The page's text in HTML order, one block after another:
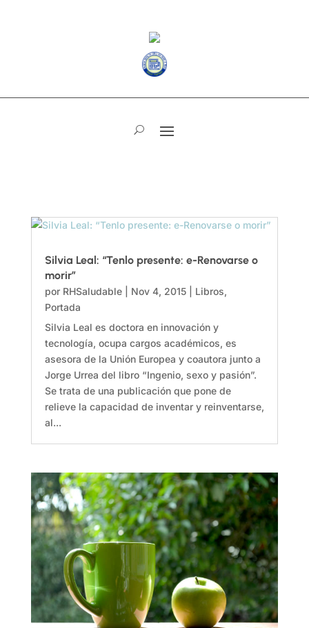
Silvia Leal: “Tenlo presente: e-Renovarse o
morir”
por RHSaludable| Nov 4, 2015| Libros,
Portada
Silvia Leal es doctora en innovación y
tecnología, ocupa cargos académicos, es
asesora de la Unión Europea y coautora junto a
Jorge Urrea del libro “Ingenio, sexo y pasión”.
Se trata de una publicación que pone de
relieve la capacidad de inventar y reinventarse,
al...